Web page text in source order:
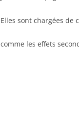
Elles sont chargées de
comme les effets